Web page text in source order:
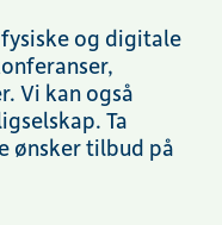
og digitale
Vi kan også
Ta
ønsker tilbud på